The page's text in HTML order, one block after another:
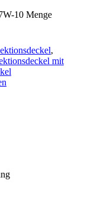
10 Menge
,
mit